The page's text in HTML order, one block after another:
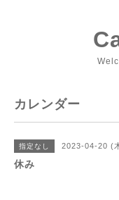
カレンダー
指定なし 2023-04-20 (
休み